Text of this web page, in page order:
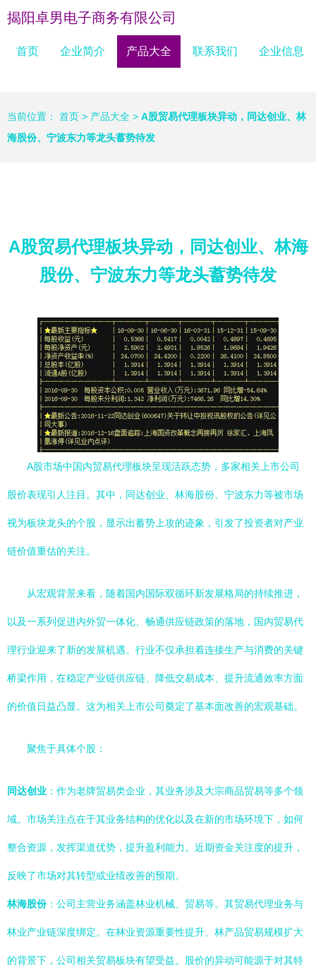
揭阳卓男电子商务有限公司
首页 企业简介 产品大全 联系我们 企业信息
当前位置： 首页 > 产品大全 > A股贸易代理板块异动，同达创业、林
海股份、宁波东力等龙头蓄势待发
A股贸易代理板块异动，同达创业、林海
股份、宁波东力等龙头蓄势待发
A股市场中国内贸易代理板块呈现活跃态势，多家相关上市公司
股价表现引人注目。其中，同达创业、林海股份、宁波东力等被市场
视为板块龙头的个股，显示出蓄势上攻的迹象，引发了投资者对产业
链价值重估的关注。
从宏观背景来看，随着国内国际双循环新发展格局的持续推进，
以及一系列促进内外贸一体化、畅通供应链政策的落地，国内贸易代
理行业迎来了新的发展机遇。行业不仅承担着连接生产与消费的关键
桥梁作用，在稳定产业链供应链、降低交易成本、提升流通效率方面
的价值日益凸显。这为相关上市公司奠定了基本面改善的宏观基础。
聚焦于具体个股：
同达创业 ：作为老牌贸易类企业，其业务涉及大宗商品贸易等多个领
域。市场关注点在于其业务结构的优化以及在新的市场环境下，如何
整合资源，发挥渠道优势，提升盈利能力。近期资金关注度的提升，
反映了市场对其转型或业绩改善的预期。
林海股份：公司主营业务涵盖林业机械、贸易等。其贸易代理业务与
林业产业链深度绑定。在林业资源重要性提升、林产品贸易规模扩大
的背景下，公司相关贸易板块有望受益。股价的异动可能源于对其特